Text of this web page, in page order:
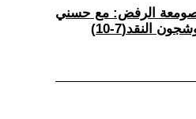
الرفض: مع حسني
النقد(7-10)